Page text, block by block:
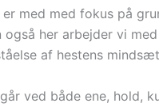
med med fokus på
også her arbejder vi
af hestens
ved både ene, hold,